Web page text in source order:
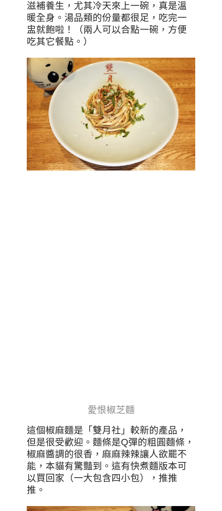
滋補養生，尤其冷天來上一碗，真是溫
暖全身。湯品類的份量都很足，吃完一
盅就飽啦！（兩人可以合點一碗，方便
吃其它餐點。）
愛恨椒芝麵
這個椒麻麵是「雙月社」較新的產品，
但是很受歡迎。麵條是Q彈的粗圓麵條，
椒麻醬調的很香，麻麻辣辣讓人欲罷不
能，本貓有驚豔到。這有快煮麵版本可
以買回家（一大包含四小包），推推
推。